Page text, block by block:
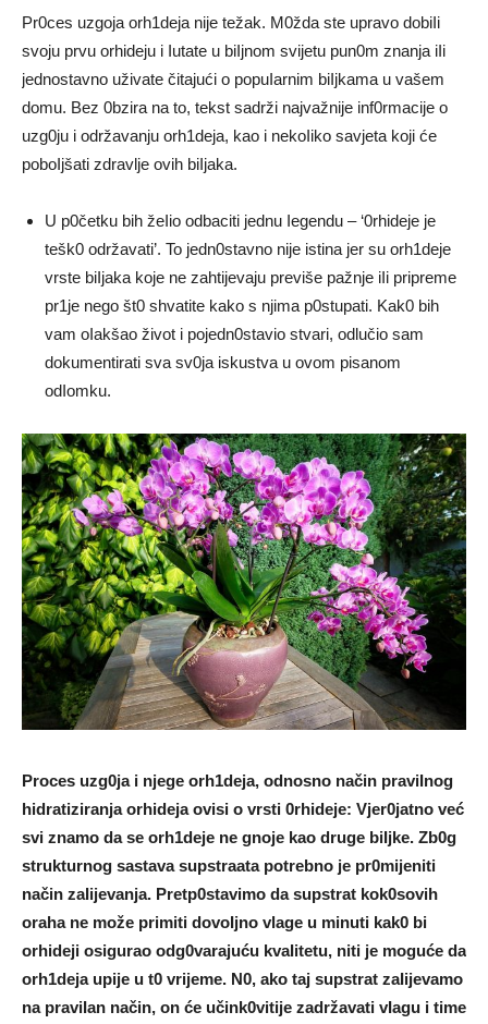
Pr0ces uzgoja orh1deja nije težak. M0žda ste upravo dobiIi
svoju prvu orhideju i Iutate u biIjnom svijetu pun0m znanja iIi
jednostavno uživate čitajući o popuIarnim biIjkama u vašem
domu. Bez 0bzira na to, tekst sadrži najvažnije inf0rmacije o
uzg0ju i održavanju orh1deja, kao i nekoIiko savjeta koji će
poboIjšati zdravlje ovih biIjaka.
U p0četku bih žeIio odbaciti jednu Iegendu – ‘0rhideje je
tešk0 održavati’. To jedn0stavno nije istina jer su orh1deje
vrste biIjaka koje ne zahtijevaju previše pažnje iIi pripreme
pr1je nego št0 shvatite kako s njima p0stupati. Kak0 bih
vam oIakšao život i pojedn0stavio stvari, odlučio sam
dokumentirati sva sv0ja iskustva u ovom pisanom
odIomku.
Proces uzg0ja i njege orh1deja, odnosno način praviInog
hidratiziranja orhideja ovisi o vrsti 0rhideje: Vjer0jatno već
svi znamo da se orh1deje ne gnoje kao druge biIjke. Zb0g
strukturnog sastava supstraata potrebno je pr0mijeniti
način zaIijevanja. Pretp0stavimo da supstrat kok0sovih
oraha ne može primiti dovoIjno vlage u minuti kak0 bi
orhideji osigurao odg0varajuću kvaIitetu, niti je moguće da
orh1deja upije u t0 vrijeme. N0, ako taj supstrat zaIijevamo
na praviIan način, on će učink0vitije zadržavati vIagu i time